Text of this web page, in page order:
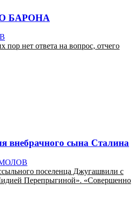
БАРОНА
пор нет ответа на вопрос, отчего
внебрачного сына Сталина
поселенца Джугашвили с
Перепрыгиной». «Совершенно